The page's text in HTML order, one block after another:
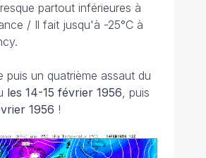
partout inférieures à
/ Il fait jusqu'à -25°C à
puis un quatrième assaut du
les 14-15 février 1956, puis
1956 !